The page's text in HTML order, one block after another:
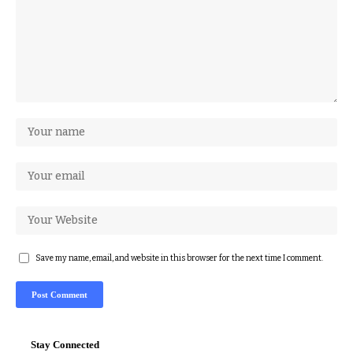
Save my name, email, and website in this browser for the next time I comment.
Stay Connected